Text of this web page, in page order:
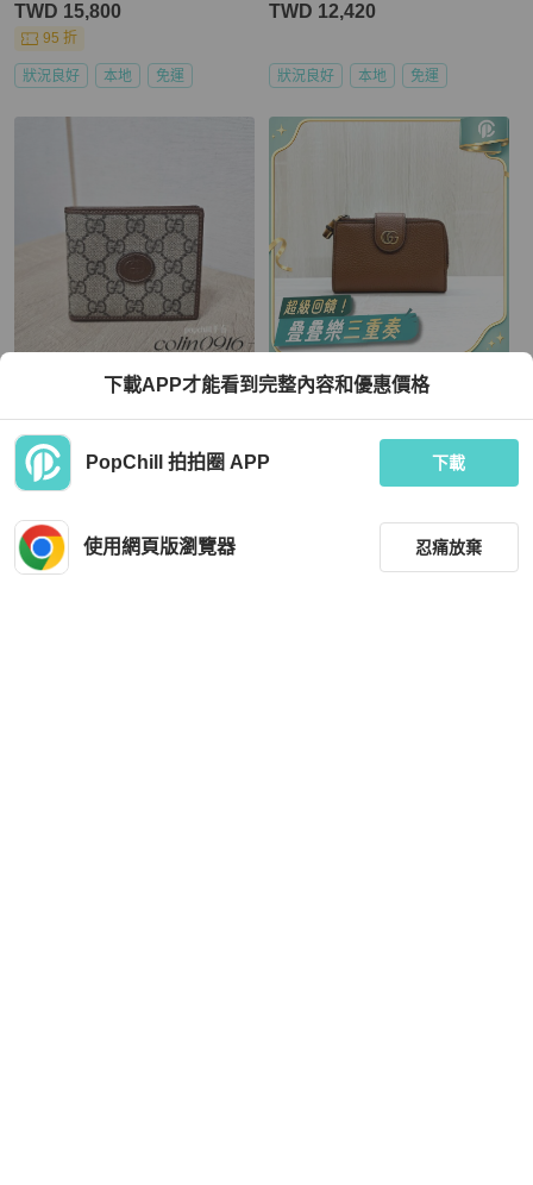
TWD 15,800
95 折
狀況良好 本地 免運
TWD 12,420
狀況良好 本地 免運
對開短夾
TWD 9,380
狀況良好
Gucci
739498
TWD 15,120
本地 免運
下載APP才能看到完整內容和優惠價格
PopChill 拍拍圈 APP 下載
使用網頁版瀏覽器 忍痛放棄